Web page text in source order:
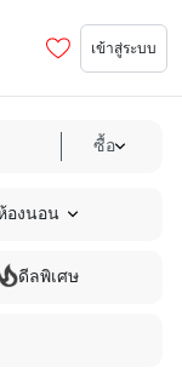
เข้าสู่ระบบ
ซื้อ
องนอน
ดีลพิเศษ